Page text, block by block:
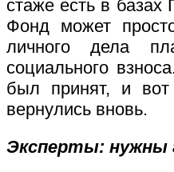
стаже есть в базах
Фонд может
личного дела
социального
был принят, и
вернулись вновь.
Эксперты: нужны